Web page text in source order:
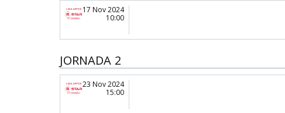
17 Nov 2024
10:00
JORNADA 2
23 Nov 2024
15:00